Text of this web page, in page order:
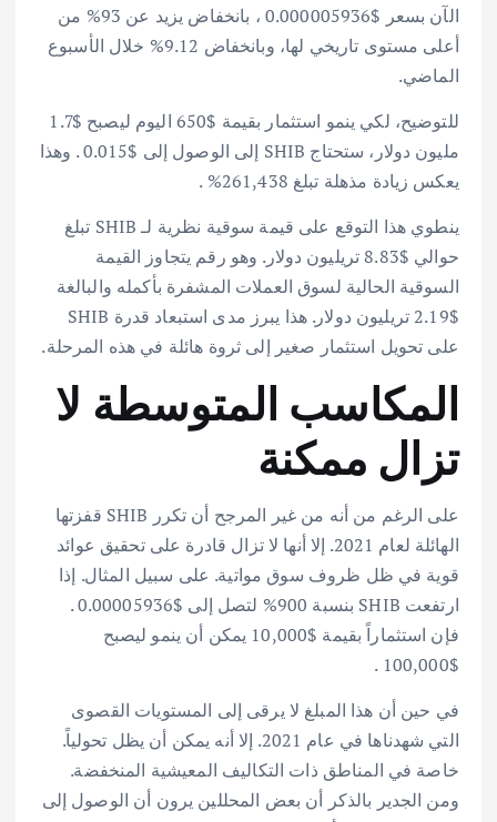
الآن بسعر $0.000005936 ، بانخفاض يزيد عن 93% من
أعلى مستوى تاريخي لها، وبانخفاض 9.12% خلال الأسبوع
الماضي.
للتوضيح، لكي ينمو استثمار بقيمة $650 اليوم ليصبح $1.7
مليون دولار، ستحتاج SHIB إلى الوصول إلى $0.015 . وهذا
يعكس زيادة مذهلة تبلغ 261,438% .
ينطوي هذا التوقع على قيمة سوقية نظرية لـ SHIB تبلغ
حوالي $8.83 تريليون دولار. وهو رقم يتجاوز القيمة
السوقية الحالية لسوق العملات المشفرة بأكمله والبالغة
$2.19 تريليون دولار. هذا يبرز مدى استبعاد قدرة SHIB
على تحويل استثمار صغير إلى ثروة هائلة في هذه المرحلة.
المكاسب المتوسطة لا
تزال ممكنة
على الرغم من أنه من غير المرجح أن تكرر SHIB قفزتها
الهائلة لعام 2021. إلا أنها لا تزال قادرة على تحقيق عوائد
قوية في ظل ظروف سوق مواتية. على سبيل المثال. إذا
ارتفعت SHIB بنسبة 900% لتصل إلى $0.00005936 .
فإن استثماراً بقيمة $10,000 يمكن أن ينمو ليصبح
$100,000 .
في حين أن هذا المبلغ لا يرقى إلى المستويات القصوى
التي شهدناها في عام 2021. إلا أنه يمكن أن يظل تحولياً.
خاصة في المناطق ذات التكاليف المعيشية المنخفضة.
ومن الجدير بالذكر أن بعض المحللين يرون أن الوصول إلى